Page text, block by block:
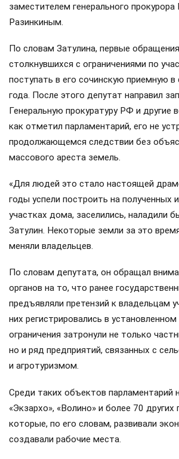
заместителем генерального
Разинкиным.
По словам Затулина, первые
столкнувшихся с ограничениями по
поступать в его сочинскую приемную в
года. После этого депутат направил
Генеральную прокуратуру РФ и другие
как отметил парламентарий, его не
продолжающемся следствии без
массового ареста земель.
«Для людей это стало настоящей
годы успели построить на полученных
участках дома, заселились, наладили
Затулин. Некоторые земли за это
меняли владельцев.
По словам депутата, он обращал
органов на то, что ранее
предъявляли претензий к владельцам
них регистрировались в
ограничения затронули не только
но и ряд предприятий, связанных с
и агротуризмом.
Среди таких объектов парламентарий
«Экзархо», «Волино» и более 70 других
которые, по его словам, развивали
создавали рабочие места.